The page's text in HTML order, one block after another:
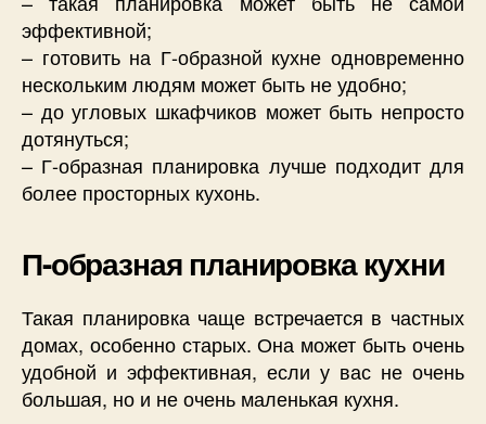
эффективной;
– готовить на Г-образной кухне одновременно
нескольким людям может быть не удобно;
– до угловых шкафчиков может быть непросто
дотянуться;
– Г-образная планировка лучше подходит для
более просторных кухонь.
П-образная планировка кухни
Такая планировка чаще встречается в частных
домах, особенно старых. Она может быть очень
удобной и эффективная, если у вас не очень
большая, но и не очень маленькая кухня.